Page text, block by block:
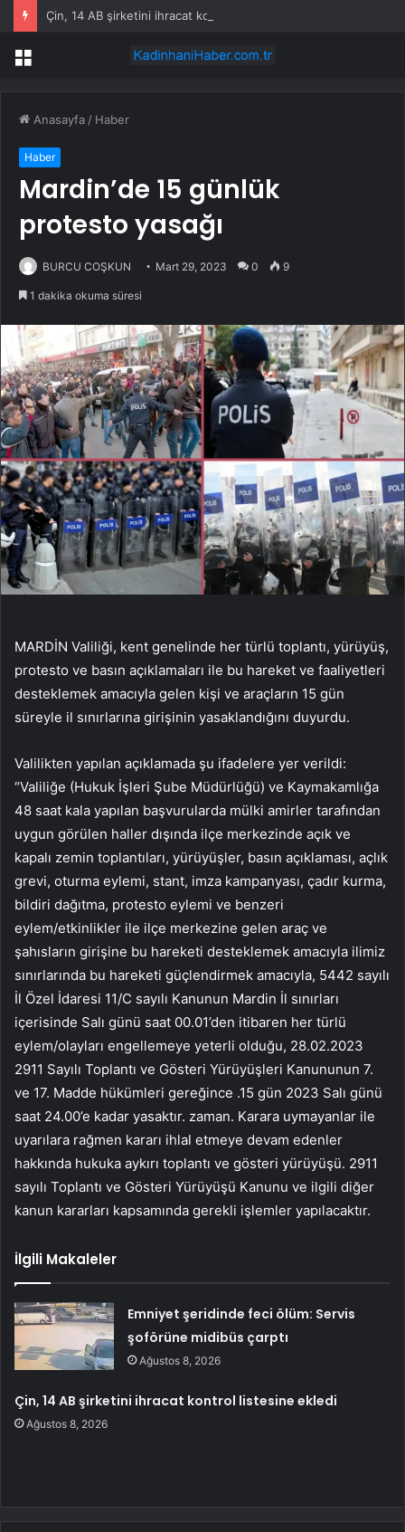
Çin, 14 AB şirketini ihracat kontrol listesine ekledi
Menü
Anasayfa / Haber
Haber
Mardin’de 15 günlük
protesto yasağı
BURCU COŞKUN Mart 29, 2023 0 9
1 dakika okuma süresi
MARDİN Valiliği, kent genelinde her türlü toplantı, yürüyüş,
protesto ve basın açıklamaları ile bu hareket ve faaliyetleri
desteklemek amacıyla gelen kişi ve araçların 15 gün
süreyle il sınırlarına girişinin yasaklandığını duyurdu.
Valilikten yapılan açıklamada şu ifadelere yer verildi:
“Valiliğe (Hukuk İşleri Şube Müdürlüğü) ve Kaymakamlığa
48 saat kala yapılan başvurularda mülki amirler tarafından
uygun görülen haller dışında ilçe merkezinde açık ve
kapalı zemin toplantıları, yürüyüşler, basın açıklaması, açlık
grevi, oturma eylemi, stant, imza kampanyası, çadır kurma,
bildiri dağıtma, protesto eylemi ve benzeri
eylem/etkinlikler ile ilçe merkezine gelen araç ve
şahısların girişine bu hareketi desteklemek amacıyla ilimiz
sınırlarında bu hareketi güçlendirmek amacıyla, 5442 sayılı
İl Özel İdaresi 11/C sayılı Kanunun Mardin İl sınırları
içerisinde Salı günü saat 00.01’den itibaren her türlü
eylem/olayları engellemeye yeterli olduğu, 28.02.2023
2911 Sayılı Toplantı ve Gösteri Yürüyüşleri Kanununun 7.
ve 17. Madde hükümleri gereğince .15 gün 2023 Salı günü
saat 24.00’e kadar yasaktır. zaman. Karara uymayanlar ile
uyarılara rağmen kararı ihlal etmeye devam edenler
hakkında hukuka aykırı toplantı ve gösteri yürüyüşü. 2911
sayılı Toplantı ve Gösteri Yürüyüşü Kanunu ve ilgili diğer
kanun kararları kapsamında gerekli işlemler yapılacaktır.
İlgili Makaleler
Emniyet şeridinde feci ölüm: Servis
şoförüne midibüs çarptı
Ağustos 8, 2026
Çin, 14 AB şirketini ihracat kontrol listesine ekledi
Ağustos 8, 2026